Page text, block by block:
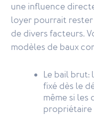
une influence
loyer pourrait
de divers facteurs.
modèles de baux
Le bail
fixé dès le
même si les